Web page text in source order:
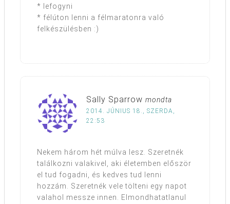
* lefogyni
* félúton lenni a félmaratonra való
felkészülésben :)
Sally Sparrow mondta
2014. JÚNIUS 18., SZERDA,
22:53
Nekem három hét múlva lesz. Szeretnék
találkozni valakivel, aki életemben először
el tud fogadni, és kedves tud lenni
hozzám. Szeretnék vele tölteni egy napot
valahol messze innen. Elmondhatatlanul